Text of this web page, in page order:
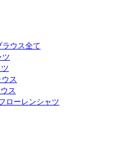
ラウス全て
ツ
ス
ス
ローレンシャツ